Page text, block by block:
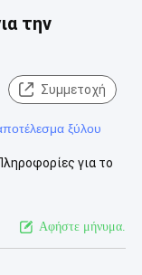
την
Συμμετοχή
ξύλου
για το
Αφήστε μήνυμα.